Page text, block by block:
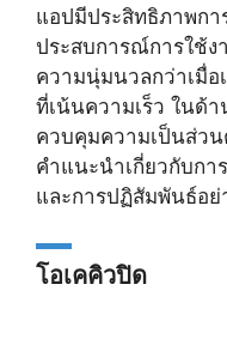
แอปมีประสิทธิภาพกา
ประสบการณ์การใช้ง
ความนุ่มนวลกว่าเมื่อ
ที่เน้นความเร็ว ในด้
ควบคุมความเป็นส่ว
คำแนะนำเกี่ยวกับกา
และการปฏิสัมพันธ์อย่
โอเคคิวปิด